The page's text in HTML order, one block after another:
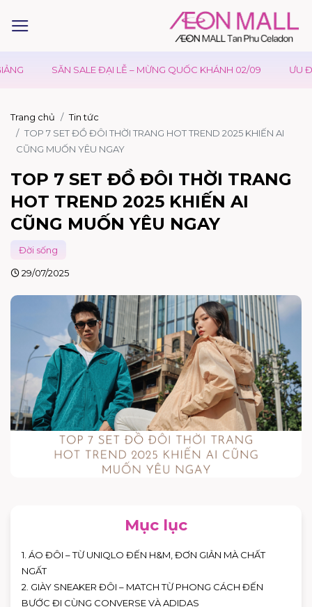
ĐẠI LỄ – MỪNG QUỐC KHÁNH 02/09 ƯU ĐÃI WAON TẠI
Trang chủ
Tin tức
TOP 7 SET ĐỒ ĐÔI THỜI TRANG HOT TREND 2025 KHIẾN AI
CŨNG MUỐN YÊU NGAY
TOP 7 SET ĐỒ ĐÔI THỜI TRANG
HOT TREND 2025 KHIẾN AI
CŨNG MUỐN YÊU NGAY
Đời sống
29/07/2025
Mục lục
1. ÁO ĐÔI – TỪ UNIQLO ĐẾN H&M, ĐƠN GIẢN MÀ CHẤT
NGẤT
2. GIÀY SNEAKER ĐÔI – MATCH TỪ PHONG CÁCH ĐẾN
BƯỚC ĐI CÙNG CONVERSE VÀ ADIDAS